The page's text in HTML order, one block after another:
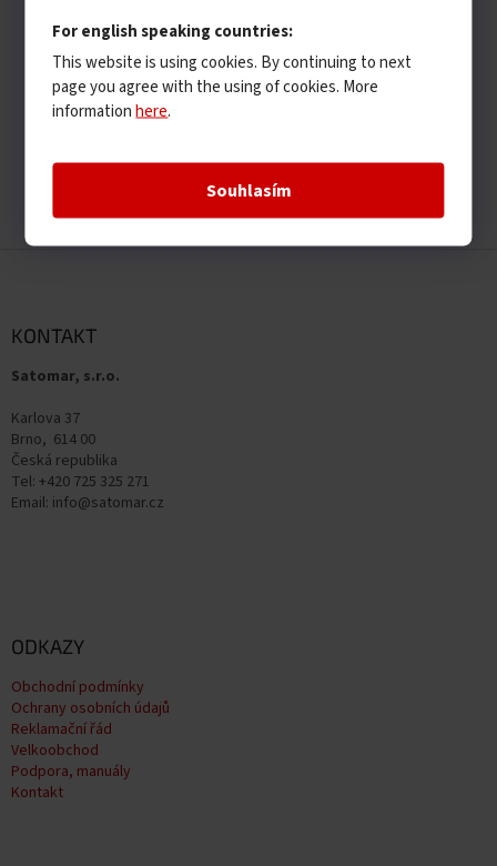
For english speaking countries:
This website is using cookies. By continuing to next
page you agree with the using of cookies. More
informationhere.
Souhlasím
KONTAKT
Satomar, s.r.o.
Karlova 37
Brno, 614 00
Česká republika
Tel: +420 725 325 271
Email: info@satomar.cz
ODKAZY
Obchodní podmínky
Ochrany osobních údajů
Reklamační řád
Velkoobchod
Podpora, manuály
Kontakt